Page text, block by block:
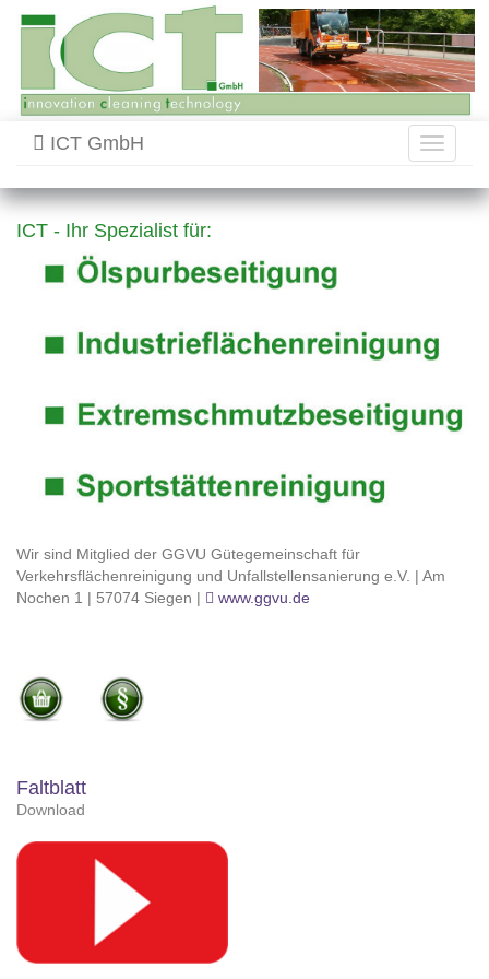
Toggle
ICT GmbH
ICT - Ihr Spezialist für:
Wir sind Mitglied der GGVU Gütegemeinschaft für
Verkehrsflächenreinigung und Unfallstellensanierung e.V. | Am
Nochen 1 | 57074 Siegen |
www.ggvu.de
Faltblatt
Download